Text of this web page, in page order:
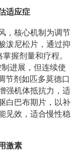
适应症
，核心机制为调节
泼尼松片，通过抑
握剂量和疗程。
进展，但连续使
节剂如匹多莫德口
强机体抵抗力，适
白巴布期片，以补
见效，适合慢性稳
激素